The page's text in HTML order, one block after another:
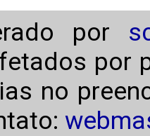
por
por
no